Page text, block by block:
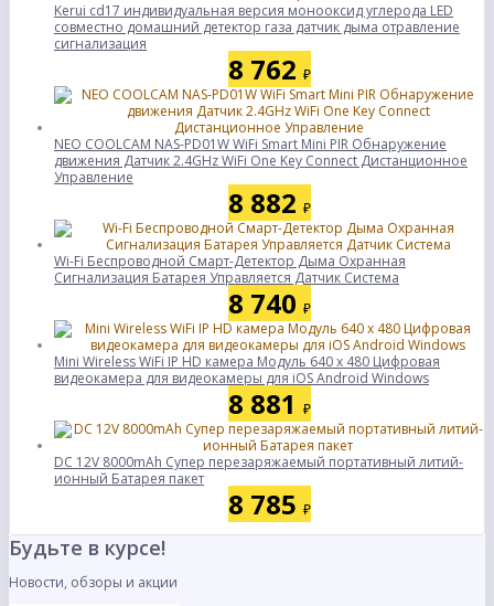
Kerui cd17 индивидуальная версия монооксид углерода LED
совместно домашний детектор газа датчик дыма отравление
сигнализация
8 762 ₽
NEO COOLCAM NAS-PD01W WiFi Smart Mini PIR Обнаружение
движения Датчик 2.4GHz WiFi One Key Connect Дистанционное
Управление
8 882 ₽
Wi-Fi Беспроводной Смарт-Детектор Дыма Охранная
Сигнализация Батарея Управляется Датчик Система
8 740 ₽
Mini Wireless WiFi IP HD камера Модуль 640 x 480 Цифровая
видеокамера для видеокамеры для iOS Android Windows
8 881 ₽
DC 12V 8000mAh Супер перезаряжаемый портативный литий-
ионный Батарея пакет
8 785 ₽
Будьте в курсе!
Новости, обзоры и акции